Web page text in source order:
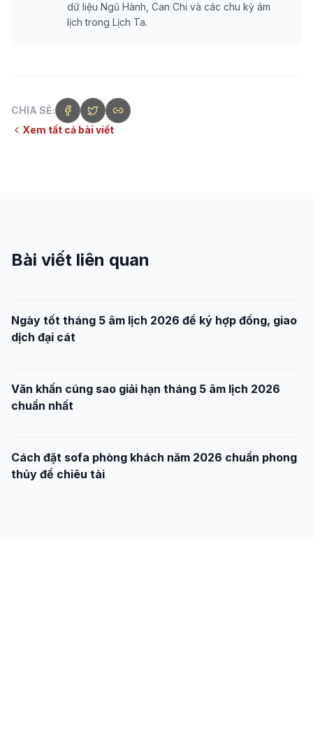
dữ liệu Ngũ Hành, Can Chi và các chu kỳ âm
lịch trong Lịch Ta.
CHIA SẺ:
Xem tất cả bài viết
Bài viết liên quan
Ngày tốt tháng 5 âm lịch 2026 để ký hợp đồng, giao
dịch đại cát
Văn khấn cúng sao giải hạn tháng 5 âm lịch 2026
chuẩn nhất
Cách đặt sofa phòng khách năm 2026 chuẩn phong
thủy để chiêu tài